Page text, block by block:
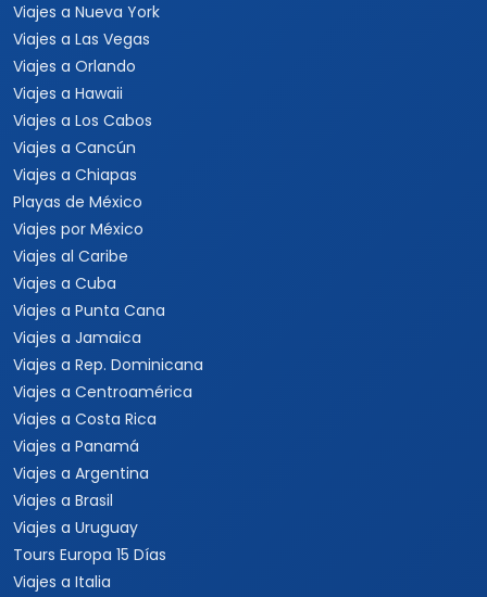
Viajes a Nueva York
Viajes a Las Vegas
Viajes a Orlando
Viajes a Hawaii
Viajes a Los Cabos
Viajes a Cancún
Viajes a Chiapas
Playas de México
Viajes por México
Viajes al Caribe
Viajes a Cuba
Viajes a Punta Cana
Viajes a Jamaica
Viajes a Rep. Dominicana
Viajes a Centroamérica
Viajes a Costa Rica
Viajes a Panamá
Viajes a Argentina
Viajes a Brasil
Viajes a Uruguay
Tours Europa 15 Días
Viajes a Italia